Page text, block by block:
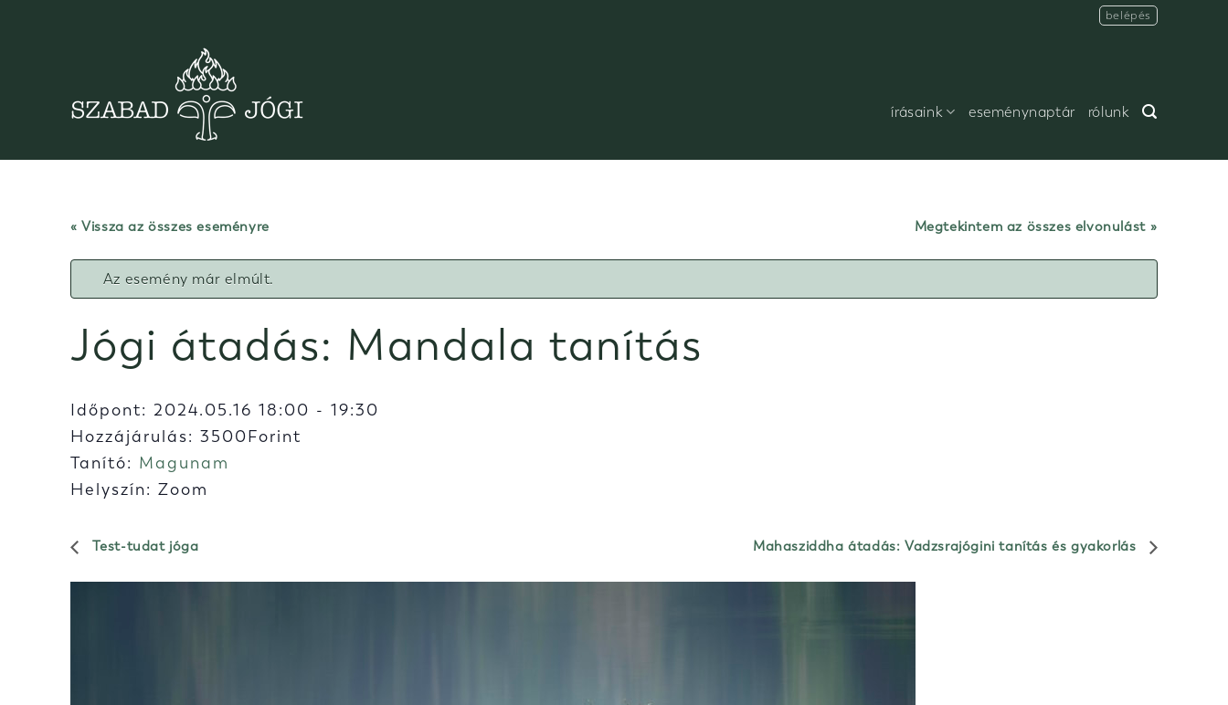
belépés
írásaink eseménynaptár rólunk
« Vissza az összes eseményre Megtekintem az összes elvonulást
Az esemény már elmúlt.
Jógi átadás: Mandala tanítás
Időpont: 2024.05.16 18:00 - 19:30
Hozzájárulás: 3500Forint
Tanító: Magunam
Helyszín: Zoom
Test-tudat jóga Mahasziddha átadás: Vadzsrajógini tanítás és gyakorlás